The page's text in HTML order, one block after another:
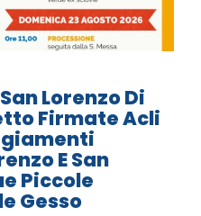
Lorenzo Di
Firmate Acli
E San
Piccole
Gesso